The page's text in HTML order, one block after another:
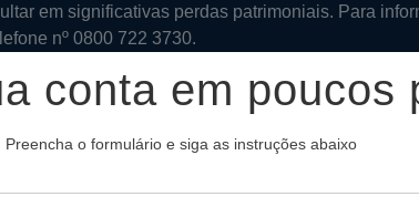
em significativas perdas patrimoniais. Para
nº 0800 722 3730.
conta em poucos
Preencha o formulário e siga as instruções abaixo